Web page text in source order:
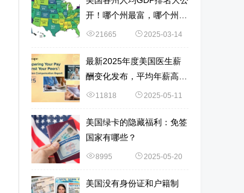
开！哪个州最富，哪个州最
穷？21665 2025-03-14
最新2025年度美国医生薪
酬变化发布，平均年薪高达
37.6万美元！赴美中国医生
11818 2025-05-11
美国绿卡的隐藏福利：免签
国家有哪些？
8995 2025-05-20
美国没有身份证和户籍制